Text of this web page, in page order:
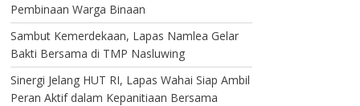
Pembinaan Warga Binaan
Sambut Kemerdekaan, Lapas Namlea Gelar
Bakti Bersama di TMP Nasluwing
Sinergi Jelang HUT RI, Lapas Wahai Siap Ambil
Peran Aktif dalam Kepanitiaan Bersama